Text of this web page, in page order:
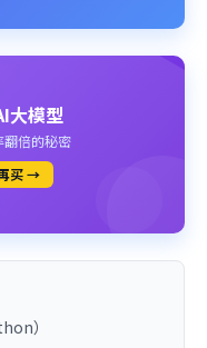
大模型
翻倍的秘密
买 →
）